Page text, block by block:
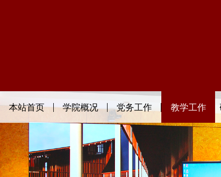
本站首页 学院概况 党务工作 教学工作